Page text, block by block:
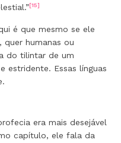
[15]
é que mesmo se ele
quer humanas ou
do tilintar de um
estridente. Essas línguas
era mais desejável
capítulo, ele fala da